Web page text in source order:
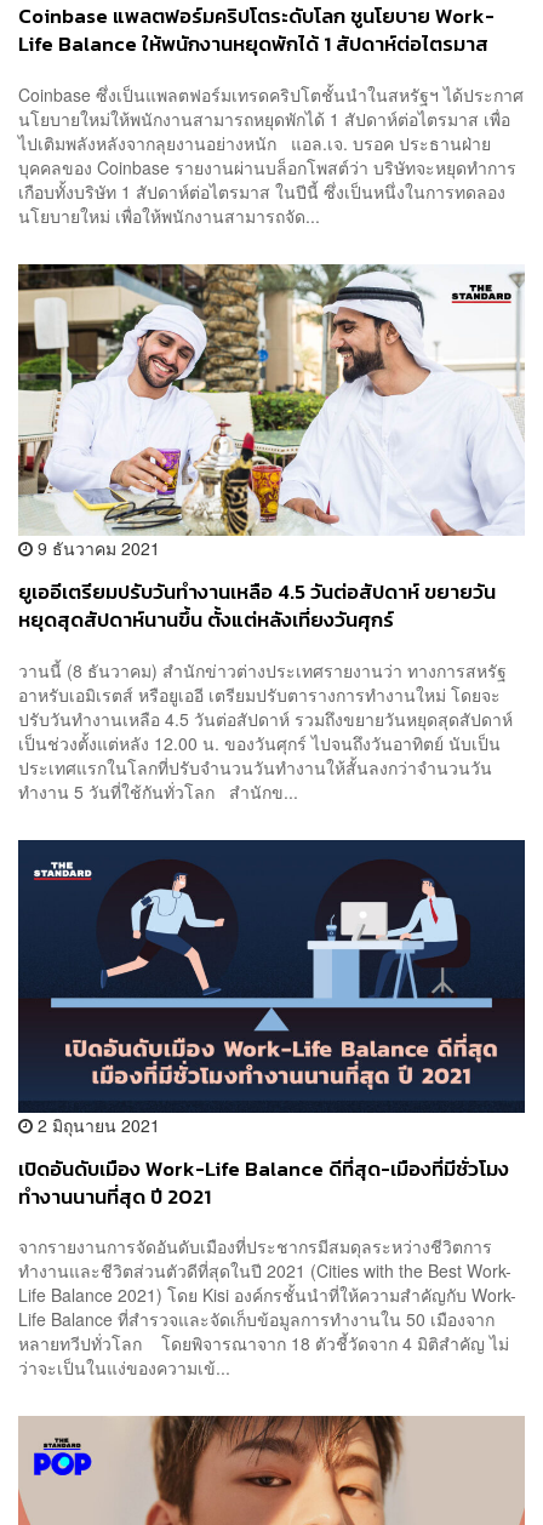
Coinbase แพลตฟอร์มคริปโตระดับโลก ชูนโยบาย Work-
Life Balance ให้พนักงานหยุดพักได้ 1 สัปดาห์ต่อไตรมาส
Coinbase ซึ่งเป็นแพลตฟอร์มเทรดคริปโตชั้นนำในสหรัฐฯ ได้ประกาศ
นโยบายใหม่ให้พนักงานสามารถหยุดพักได้ 1 สัปดาห์ต่อไตรมาส เพื่อ
ไปเติมพลังหลังจากลุยงานอย่างหนัก แอล.เจ. บรอค ประธานฝ่าย
บุคคลของ Coinbase รายงานผ่านบล็อกโพสต์ว่า บริษัทจะหยุดทำการ
เกือบทั้งบริษัท 1 สัปดาห์ต่อไตรมาส ในปีนี้ ซึ่งเป็นหนึ่งในการทดลอง
นโยบายใหม่ เพื่อให้พนักงานสามารถจัด...
9 ธันวาคม 2021
ยูเออีเตรียมปรับวันทำงานเหลือ 4.5 วันต่อสัปดาห์ ขยายวัน
หยุดสุดสัปดาห์นานขึ้น ตั้งแต่หลังเที่ยงวันศุกร์
วานนี้ (8 ธันวาคม) สำนักข่าวต่างประเทศรายงานว่า ทางการสหรัฐ
อาหรับเอมิเรตส์ หรือยูเออี เตรียมปรับตารางการทำงานใหม่ โดยจะ
ปรับวันทำงานเหลือ 4.5 วันต่อสัปดาห์ รวมถึงขยายวันหยุดสุดสัปดาห์
เป็นช่วงตั้งแต่หลัง 12.00 น. ของวันศุกร์ ไปจนถึงวันอาทิตย์ นับเป็น
ประเทศแรกในโลกที่ปรับจำนวนวันทำงานให้สั้นลงกว่าจำนวนวัน
ทำงาน 5 วันที่ใช้กันทั่วโลก สำนักข...
2 มิถุนายน 2021
เปิดอันดับเมือง Work-Life Balance ดีที่สุด-เมืองที่มีชั่วโมง
ทำงานนานที่สุด ปี 2021
จากรายงานการจัดอันดับเมืองที่ประชากรมีสมดุลระหว่างชีวิตการ
ทำงานและชีวิตส่วนตัวดีที่สุดในปี 2021 (Cities with the Best Work-
Life Balance 2021) โดย Kisi องค์กรชั้นนำที่ให้ความสำคัญกับ Work-
Life Balance ที่สำรวจและจัดเก็บข้อมูลการทำงานใน 50 เมืองจาก
หลายทวีปทั่วโลก โดยพิจารณาจาก 18 ตัวชี้วัดจาก 4 มิติสำคัญ ไม่
ว่าจะเป็นในแง่ของความเข้...